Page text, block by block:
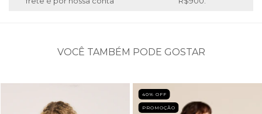
VOCÊ TAMBÉM PODE GOSTAR
40% OFF
PROMOÇÃO